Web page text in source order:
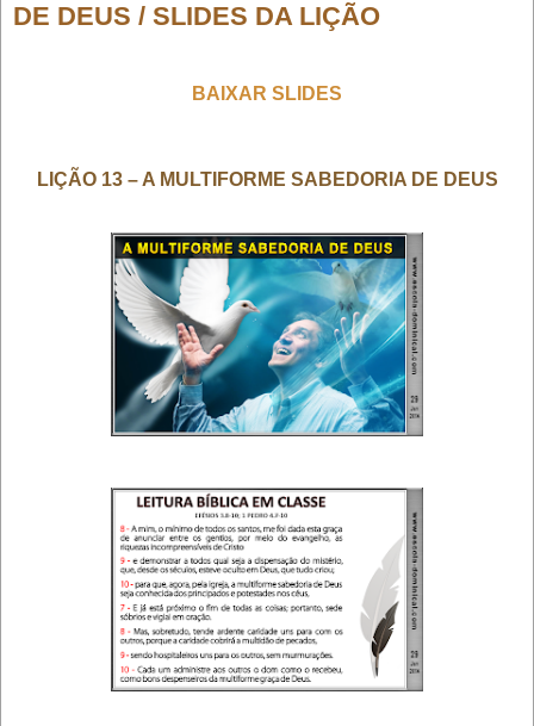
DE DEUS / SLIDES DA LIÇÃO
BAIXAR SLIDES
LIÇÃO 13 – A MULTIFORME SABEDORIA DE DEUS